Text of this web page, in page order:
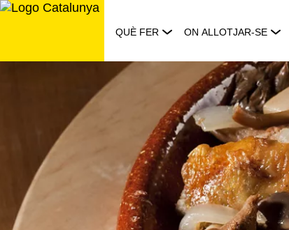
Saltar
QUÈ FER ON ALLOTJAR-SE